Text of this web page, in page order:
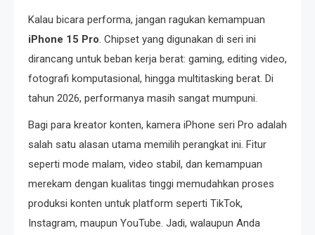
Kalau bicara performa, jangan ragukan kemampuan
iPhone 15 Pro. Chipset yang digunakan di seri ini
dirancang untuk beban kerja berat: gaming, editing video,
fotografi komputasional, hingga multitasking berat. Di
tahun 2026, performanya masih sangat mumpuni.
Bagi para kreator konten, kamera iPhone seri Pro adalah
salah satu alasan utama memilih perangkat ini. Fitur
seperti mode malam, video stabil, dan kemampuan
merekam dengan kualitas tinggi memudahkan proses
produksi konten untuk platform seperti TikTok,
Instagram, maupun YouTube. Jadi, walaupun Anda